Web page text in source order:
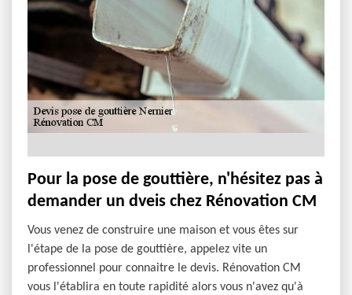
Pour la pose de gouttière, n'hésitez pas à
demander un dveis chez Rénovation CM
Vous venez de construire une maison et vous êtes sur
l'étape de la pose de gouttière, appelez vite un
professionnel pour connaitre le devis. Rénovation CM
vous l'établira en toute rapidité alors vous n'avez qu'à